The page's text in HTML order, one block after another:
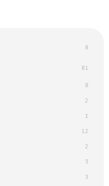
8
81
8
2
1
12
2
3
3